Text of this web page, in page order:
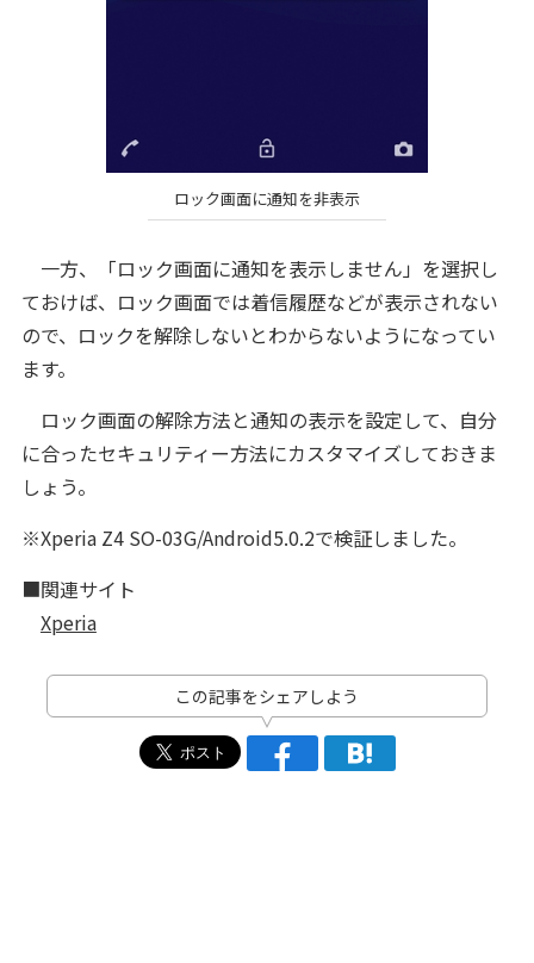
ロック画面に通知を非表示
一方、「ロック画面に通知を表示しません」を選択し
ておけば、ロック画面では着信履歴などが表示されない
ので、ロックを解除しないとわからないようになってい
ます。
ロック画面の解除方法と通知の表示を設定して、自分
に合ったセキュリティー方法にカスタマイズしておきま
しょう。
※Xperia Z4 SO-03G/Android5.0.2で検証しました。
■関連サイト
Xperia
この記事をシェアしよう